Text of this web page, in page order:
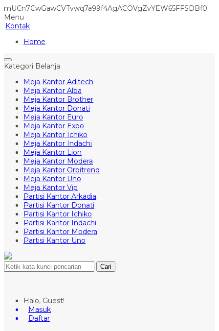
mUCn7CwGawCVTvwq7a99f4AgACOVgZvYEW65FFSDBf0
Menu
Kontak
Home
Kategori Belanja
Meja Kantor Aditech
Meja Kantor Alba
Meja Kantor Brother
Meja Kantor Donati
Meja Kantor Euro
Meja Kantor Expo
Meja Kantor Ichiko
Meja Kantor Indachi
Meja Kantor Lion
Meja Kantor Modera
Meja Kantor Orbitrend
Meja Kantor Uno
Meja Kantor Vip
Partisi Kantor Arkadia
Partisi Kantor Donati
Partisi Kantor Ichiko
Partisi Kantor Indachi
Partisi Kantor Modera
Partisi Kantor Uno
Cari
Halo, Guest!
Masuk
Daftar